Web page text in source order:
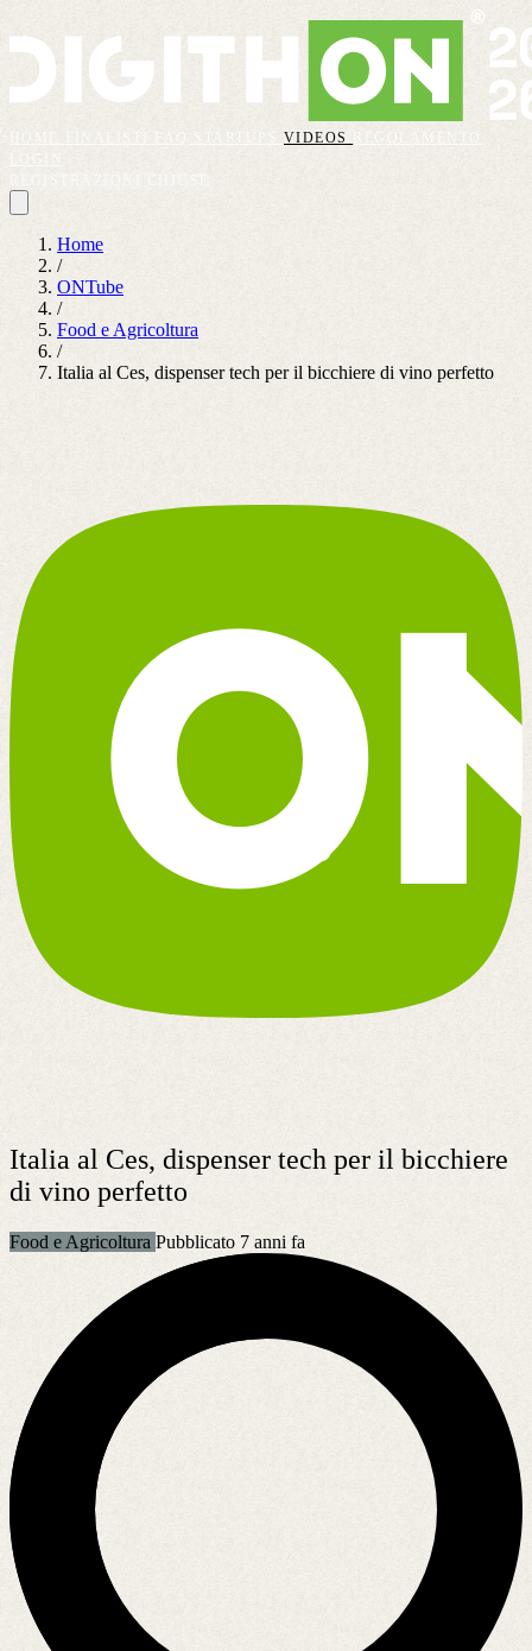
VIDEOS
REGOLAMENTO
Home
/
ONTube
/
Food e Agricoltura
/
Italia al Ces, dispenser tech per il bicchiere di vino perfetto
Italia al Ces, dispenser tech per il bicchiere
di vino perfetto
Food e Agricoltura Pubblicato 7 anni fa